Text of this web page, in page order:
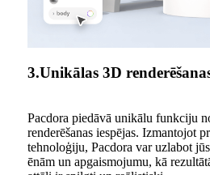
3.Unikālas 3D
Pacdora piedāvā unikālu funkciju
renderēšanas iespējas. Izmantojot
tehnoloģiju, Pacdora var uzlabot
ēnām un apgaismojumu, kā